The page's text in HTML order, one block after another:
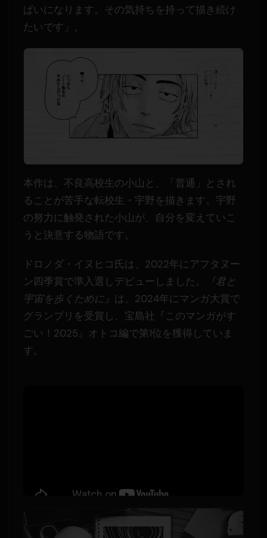
ぱいになります。その気持ちを持って描き続け
たいです」。
本作は、不良高校生の小山と、「普通」とされ
ることが苦手な転校生・宇野を描きます。宇野
の努力に触発された小山が、自分を変えていこ
うと決意する物語です。
ドロノダ・イヌヒコ氏は、2022年にアフタヌー
ン四季賞で準入選しデビューしました。
『君と
宇宙を歩くために』 は、2024年にマンガ大賞で
グランプリを受賞し、宝島社『このマンガがす
ごい！2025』オトコ編で第1位を獲得していま
す。